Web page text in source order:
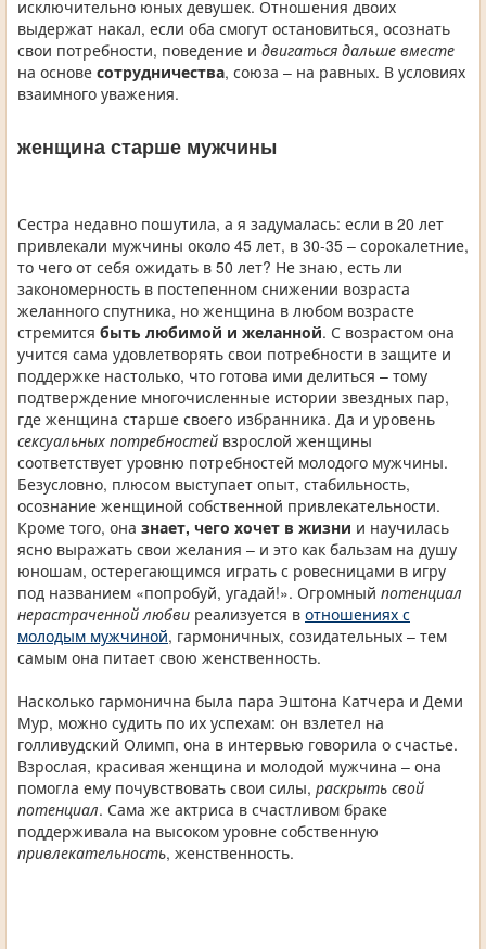
исключительно юных девушек. Отношения двоих
выдержат накал, если оба смогут остановиться, осознать
свои потребности, поведение и двигаться дальше вместе
на основе сотрудничества, союза – на равных. В условиях
взаимного уважения.
женщина старше мужчины
Сестра недавно пошутила, а я задумалась: если в 20 лет
привлекали мужчины около 45 лет, в 30-35 – сорокалетние,
то чего от себя ожидать в 50 лет? Не знаю, есть ли
закономерность в постепенном снижении возраста
желанного спутника, но женщина в любом возрасте
стремится быть любимой и желанной. С возрастом она
учится сама удовлетворять свои потребности в защите и
поддержке настолько, что готова ими делиться – тому
подтверждение многочисленные истории звездных пар,
где женщина старше своего избранника. Да и уровень
сексуальных потребностей взрослой женщины
соответствует уровню потребностей молодого мужчины.
Безусловно, плюсом выступает опыт, стабильность,
осознание женщиной собственной привлекательности.
Кроме того, она знает, чего хочет в жизни и научилась
ясно выражать свои желания – и это как бальзам на душу
юношам, остерегающимся играть с ровесницами в игру
под названием «попробуй, угадай!». Огромный потенциал
нерастраченной любви реализуется в отношениях с
молодым мужчиной, гармоничных, созидательных – тем
самым она питает свою женственность.
Насколько гармонична была пара Эштона Катчера и Деми
Мур, можно судить по их успехам: он взлетел на
голливудский Олимп, она в интервью говорила о счастье.
Взрослая, красивая женщина и молодой мужчина – она
помогла ему почувствовать свои силы, раскрыть свой
потенциал. Сама же актриса в счастливом браке
поддерживала на высоком уровне собственную
привлекательность, женственность.